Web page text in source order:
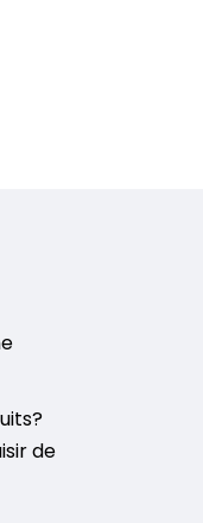
de